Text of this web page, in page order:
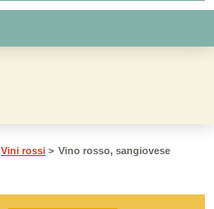
Vini rossi > Vino rosso, sangiovese